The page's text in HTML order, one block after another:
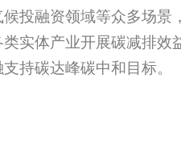
投融资领域等众多场景
实体产业开展碳减排效
持碳达峰碳中和目标。